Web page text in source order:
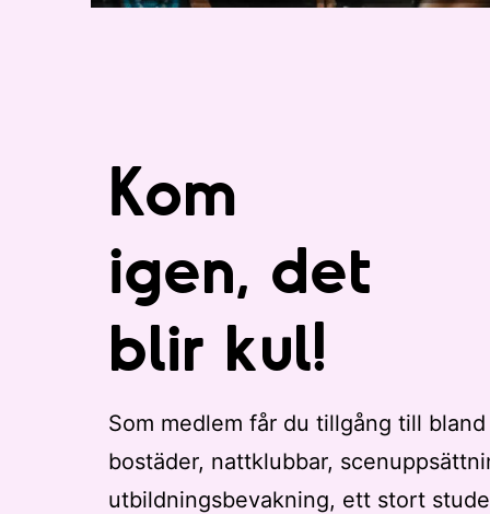
Kom
igen, det
blir kul!
Som medlem får du tillgång till
bostäder, nattklubbar,
utbildningsbevakning, ett stort